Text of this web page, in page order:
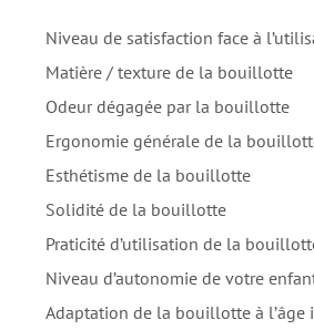
Niveau de satisfaction face à
Matière / texture de la bouillotte
Odeur dégagée par la bouillotte
Ergonomie générale de la
Esthétisme de la bouillotte
Solidité de la bouillotte
Praticité d’utilisation de la
Niveau d’autonomie de votre
Adaptation de la bouillotte à l’âge